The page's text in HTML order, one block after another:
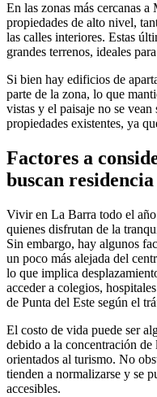
En las zonas más cercanas
propiedades de alto nivel,
las calles interiores. Estas
grandes terrenos, ideales
Si bien hay edificios de
parte de la zona, lo que
vistas y el paisaje no se
propiedades existentes, ya
Factores a
buscan
Vivir en La Barra todo el
quienes disfrutan de la
Sin embargo, hay algunos
un poco más alejada del
lo que implica
acceder a colegios,
de Punta del Este según el
El costo de vida puede ser
debido a la concentración
orientados al turismo. No
tienden a normalizarse y se
accesibles.